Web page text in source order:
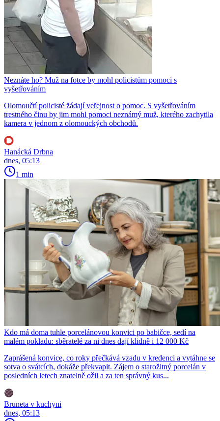
Neznáte ho? Muž na fotce by mohl policistům pomoci s
vyšetřováním
Olomoučtí policisté žádají veřejnost o pomoc. S vyšetřováním
trestného činu by jim mohl pomoci neznámý muž, kterého zachytila
kamera v jednom z olomouckých obchodů.
Hanácká Drbna
dnes, 05:13
1 min
Kdo má doma tuhle porcelánovou konvici po babičce, sedí na
malém pokladu: sběratelé za ni dnes dají klidně i 12 000 Kč
Zaprášená konvice, co roky přečkává vzadu v kredenci a vytáhne se
sotva o svátcích, dokáže překvapit. Zájem o starožitný porcelán v
posledních letech znatelně ožil a za ten správný kus...
Bruneta v kuchyni
dnes, 05:13